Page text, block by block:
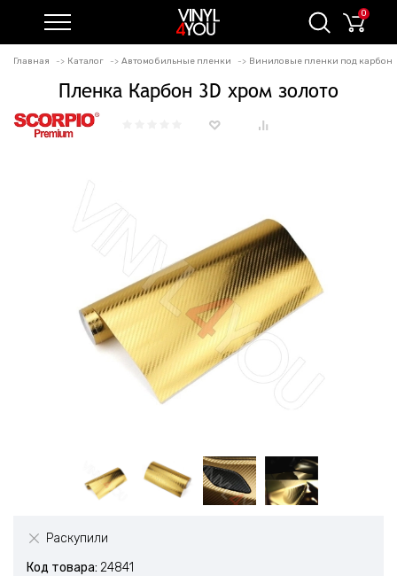
0
Главная Каталог Автомобильные пленки Виниловые пленки под карбон
Пленка Карбон 3D хром золото
Раскупили
Код товара: 24841